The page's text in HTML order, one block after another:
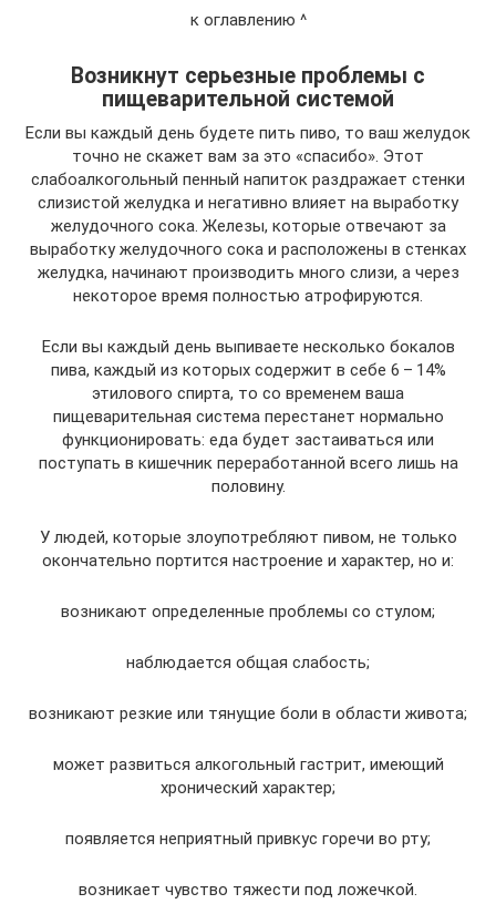
к оглавлению ^
Возникнут серьезные проблемы с
пищеварительной системой
Если вы каждый день будете пить пиво, то ваш желудок
точно не скажет вам за это «спасибо». Этот
слабоалкогольный пенный напиток раздражает стенки
слизистой желудка и негативно влияет на выработку
желудочного сока. Железы, которые отвечают за
выработку желудочного сока и расположены в стенках
желудка, начинают производить много слизи, а через
некоторое время полностью атрофируются.
Если вы каждый день выпиваете несколько бокалов
пива, каждый из которых содержит в себе 6 – 14%
этилового спирта, то со временем ваша
пищеварительная система перестанет нормально
функционировать: еда будет застаиваться или
поступать в кишечник переработанной всего лишь на
половину.
У людей, которые злоупотребляют пивом, не только
окончательно портится настроение и характер, но и:
возникают определенные проблемы со стулом;
наблюдается общая слабость;
возникают резкие или тянущие боли в области живота;
может развиться алкогольный гастрит, имеющий
хронический характер;
появляется неприятный привкус горечи во рту;
возникает чувство тяжести под ложечкой.